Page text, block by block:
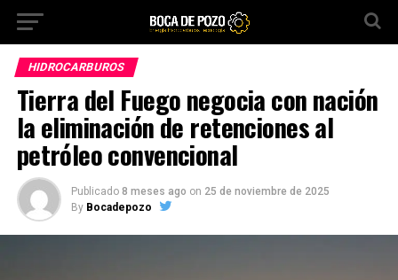
HIDROCARBUROS
Tierra del Fuego negocia con nación
la eliminación de retenciones al
petróleo convencional
Publicado 8 meses ago on 25 de noviembre de 2025
By Bocadepozo